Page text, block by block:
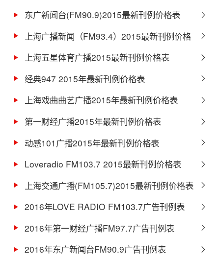
东广新闻台(FM90.9)2015最新刊例价格表
上海广播新闻（FM93.4）2015最新刊例价格
表
上海五星体育广播2015最新刊例价格表
经典947 2015年最新刊例价格表
上海戏曲曲艺广播2015年最新刊例价格表
第一财经广播2015年最新刊例价格表
动感101广播2015年最新刊例价格表
Loveradio FM103.7 2015最新刊例价格表
上海交通广播(FM105.7)2015最新刊例价格表
2016年LOVE RADIO FM103.7广告刊例表
2016年第一财经广播FM97.7广告刊例表
2016年东广新闻台FM90.9广告刊例表